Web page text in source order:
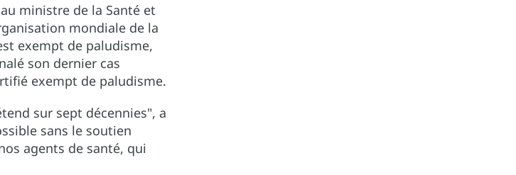
ministre de la Santé et
mondiale de la
exempt de paludisme,
son dernier cas
exempt de paludisme.
sur sept décennies", a
sans le soutien
agents de santé, qui